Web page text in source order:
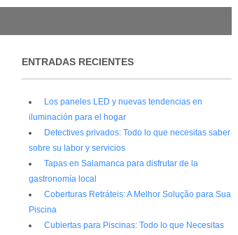
ENTRADAS RECIENTES
Los paneles LED y nuevas tendencias en
iluminación para el hogar
Detectives privados: Todo lo que necesitas saber
sobre su labor y servicios
Tapas en Salamanca para disfrutar de la
gastronomía local
Coberturas Retráteis: A Melhor Solução para Sua
Piscina
Cubiertas para Piscinas: Todo lo que Necesitas